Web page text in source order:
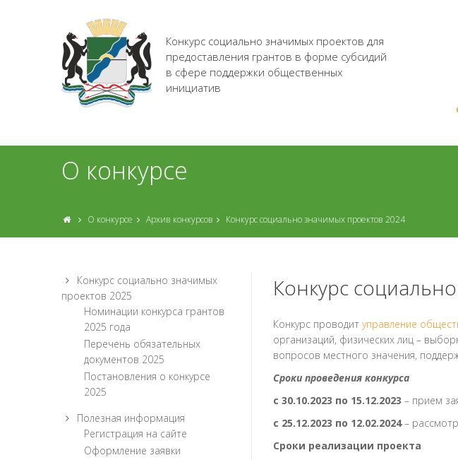
Конкурс социально значимых проектов для
предоставления грантов в форме субсидий
в сфере поддержки общественных
инициатив
О конкурсе
О конкурсе Архив конкурсов Конкурс социально значимых проектов 2024
Конкурс социально значимых
проектов 2025
Номинации конкурса грантов
2025 года
Перечень обязательных
документов 2025
Постановления о конкурсе
2025
Полезная информация
Регистрация на сайте
Оформление заявки
Конкурс
Конкурс проводит управление
организаций, физических лиц –
вопросов местного значения,
Сроки проведения конкурса
с 30.10.2023 по 15.12.2023 – прием
с 25.12.2023 по 12.02.2024–
Сроки реализации проекта